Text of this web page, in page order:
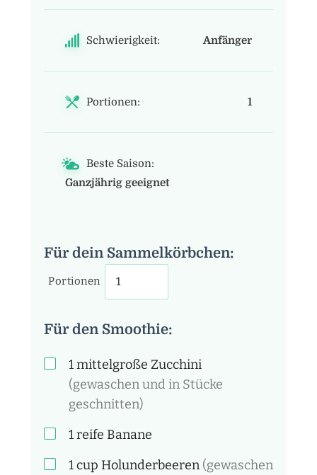
Schwierigkeit: Anfänger
Portionen: 1
Beste Saison:
Ganzjährig geeignet
Für dein Sammelkörbchen:
Portionen
Für den Smoothie:
1mittelgroße Zucchini
(gewaschen und in Stücke
geschnitten)
1reife Banane
1cup Holunderbeeren (gewaschen